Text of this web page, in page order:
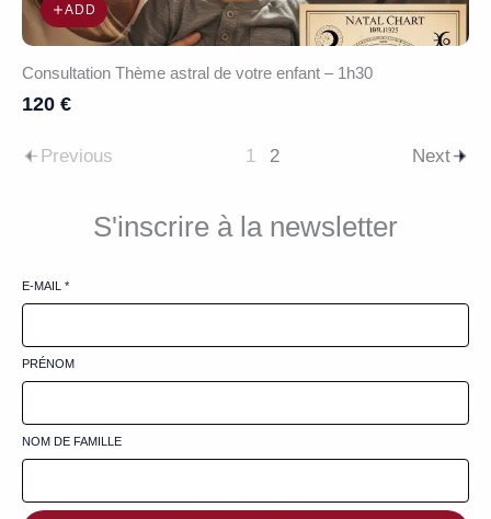
ADD
Consultation Thème astral de votre enfant – 1h30
120 €
Previous 1 2 Next
S'inscrire à la newsletter
E-MAIL *
PRÉNOM
NOM DE FAMILLE